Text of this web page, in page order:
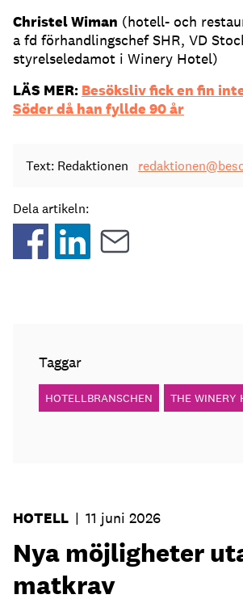
Christel Wiman (hotell- och
a fd förhandlingschef SHR, VD
styrelseledamot i Winery Hotel)
LÄS MER: Besöksliv fick en fin
Söder då han fyllde 90 år
Text: Redaktionen
Dela artikeln:
Taggar
HOTELLBRANSCHEN THE WINERY
HOTELL | 11 juni 2026
Nya möjligheter
matkrav